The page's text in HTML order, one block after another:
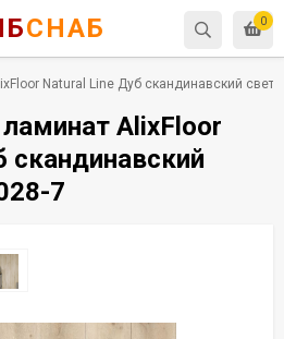
0
СНАБ
Natural Line Дуб скандинавский
AlixFloor
скандинавский
7